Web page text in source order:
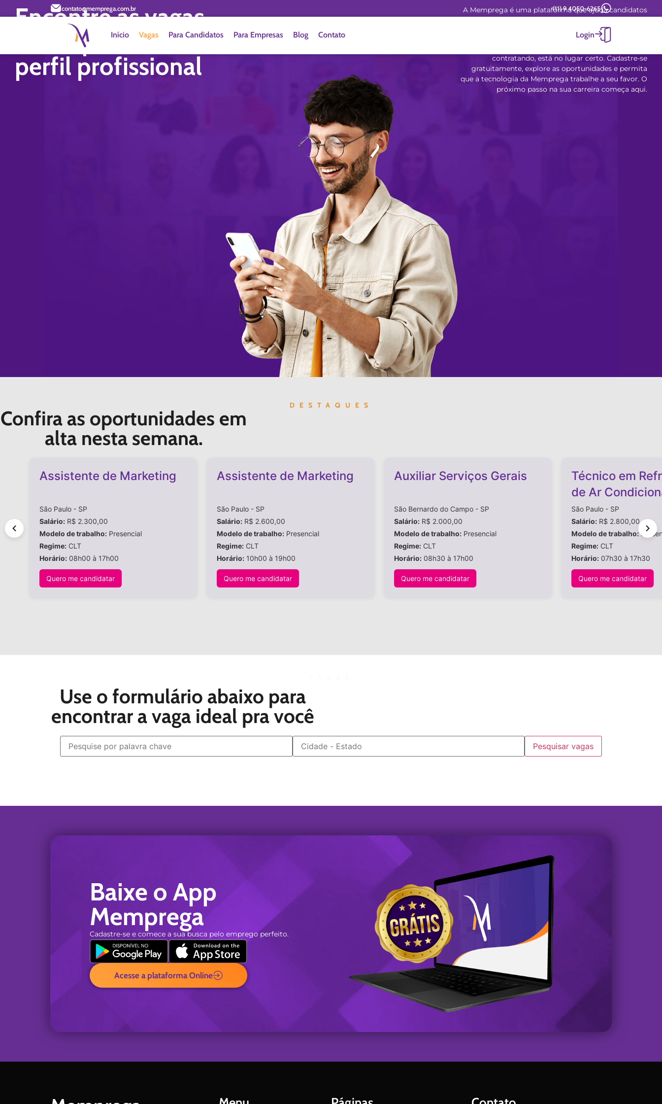
contato@memprega.com.br (11) 9 4050-6265
Início Vagas Para Candidatos Para Empresas Blog Contato Login
Encontre as vagas
ideais para o seu
perfil profissional​
A Memprega é uma plataforma que ajuda candidatos
Se você está em busca de crescimento, mudança ou
contratando, está no lugar certo. Cadastre-se
gratuitamente, explore as oportunidades e permita
que a tecnologia da Memprega trabalhe a seu favor. O
próximo passo na sua carreira começa aqui.
DESTAQUES
Confira as oportunidades em
alta nesta semana.
Assistente de Marketing
São Paulo - SP
Salário: R$ 2.300,00
Modelo de trabalho: Presencial
Regime: CLT
Horário: 08h00 à 17h00
Quero me candidatar
Assistente de Marketing
São Paulo - SP
Salário: R$ 2.600,00
Modelo de trabalho: Presencial
Regime: CLT
Horário: 10h00 à 19h00
Quero me candidatar
Auxiliar Serviços Gerais
São Bernardo do Campo - SP
Salário: R$ 2.000,00
Modelo de trabalho: Presencial
Regime: CLT
Horário: 08h30 à 17h00
Quero me candidatar
Técnico em
de Ar
São Paulo - SP
Salário: R$ 2.800,00
Modelo de trabalho:
Regime: CLT
Horário: 07h30 à 17h30
Quero me candidatar
Use o formulário abaixo para
encontrar a vaga ideal pra você
Pesquisar vagas
Baixe o App
Memprega
Cadastre-se e comece a sua busca pelo emprego perfeito.
Acesse a plataforma Online